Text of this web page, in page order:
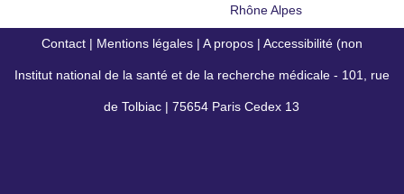
Rhône Alpes
Contact | Mentions légales | A propos | Accessibilité (non
conforme)
Institut national de la santé et de la recherche médicale - 101, rue
de Tolbiac | 75654 Paris Cedex 13